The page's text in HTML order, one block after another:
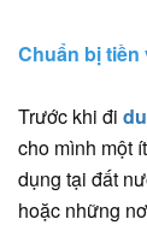
Chuẩn bị
Trước khi đi
cho mình một
dụng tại đất
hoặc những